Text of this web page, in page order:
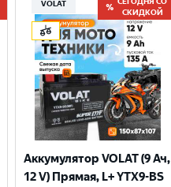
VOLAT
СКИДКОЙ
Аккумулятор VOLAT (9 Ач,
12 V) Прямая, L+ YTX9-BS